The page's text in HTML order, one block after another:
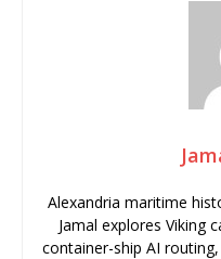
Alexandria maritime
Jamal explores Viking
container-ship AI